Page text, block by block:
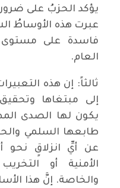
يؤكد الحزبُ على
عبرت هذه الأوساطُ
فاسدة على مستوى
العام.
ثالثاً: إن هذه
إلى مبتغاها
يكون لها الصدى
طابعها السلمي
عن أيِّ انزلاقٍ نحو
الأمنية أو
والخاصة. إنَّ هذا